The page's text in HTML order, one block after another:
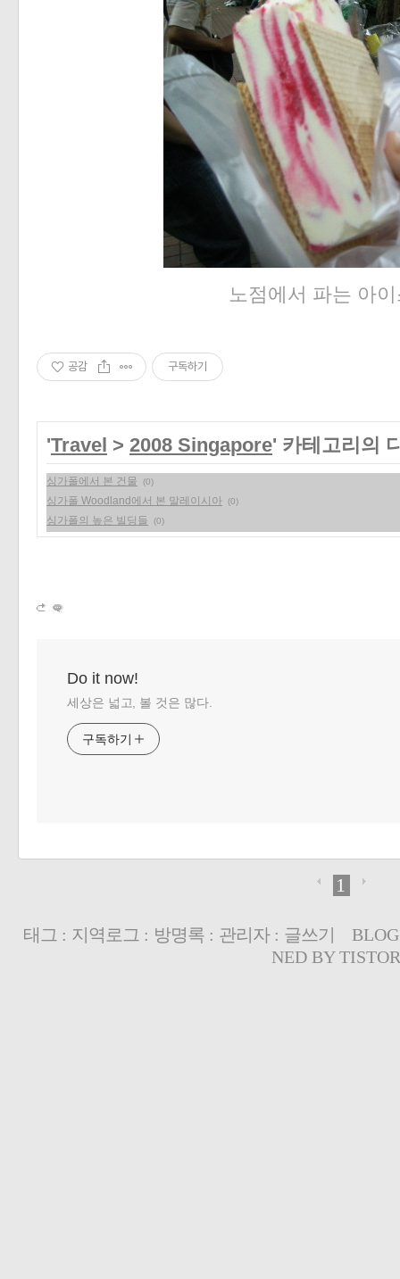
노점에서 파는 아
공감 구독하기
'Travel > 2008 Singapore' 카테고리의
싱가폴에서 본 건물 (0)
싱가폴 Woodland에서 본 말레이시아 (0)
싱가폴의 높은 빌딩들 (0)
Do it now!
세상은 넓고, 볼 것은 많다.
구독하기
1
태그 : 지역로그 : 방명록: 관리자: 글쓰기
NED BY